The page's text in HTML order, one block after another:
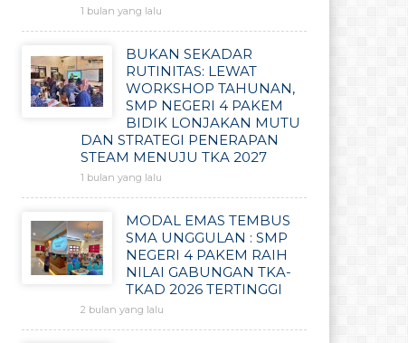
1 bulan yang lalu
BUKAN SEKADAR
RUTINITAS: LEWAT
WORKSHOP TAHUNAN,
SMP NEGERI 4 PAKEM
BIDIK LONJAKAN MUTU
DAN STRATEGI PENERAPAN
STEAM MENUJU TKA 2027
1 bulan yang lalu
MODAL EMAS TEMBUS
SMA UNGGULAN : SMP
NEGERI 4 PAKEM RAIH
NILAI GABUNGAN TKA-
TKAD 2026 TERTINGGI
2 bulan yang lalu